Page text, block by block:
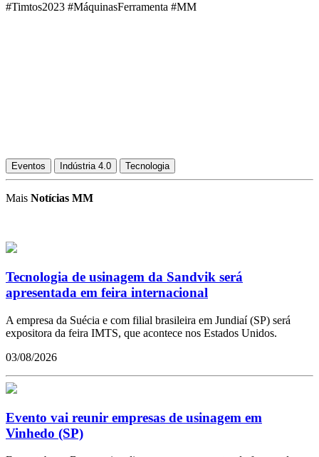
#Timtos2023 #MáquinasFerramenta #MM
Eventos Indústria 4.0 Tecnologia
Mais Notícias MM
Tecnologia de usinagem da Sandvik será
apresentada em feira internacional
A empresa da Suécia e com filial brasileira em Jundiaí (SP) será
expositora da feira IMTS, que acontece nos Estados Unidos.
03/08/2026
Evento vai reunir empresas de usinagem em
Vinhedo (SP)